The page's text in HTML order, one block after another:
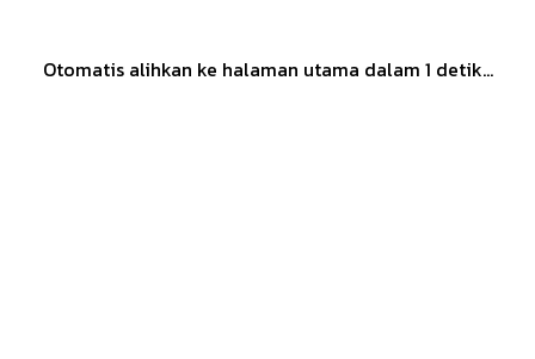
Otomatis alihkan ke halaman utama dalam 1 detik...